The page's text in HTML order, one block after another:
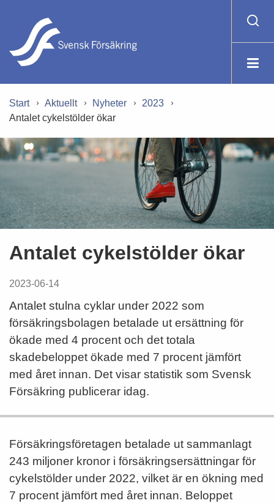
Start Aktuellt Nyheter
2023
Antalet cykelstölder ökar
Antalet cykelstölder ökar
2023-06-14
Antalet stulna cyklar under 2022 som
försäkringsbolagen betalade ut ersättning för
ökade med 4 procent och det totala
skadebeloppet ökade med 7 procent jämfört
med året innan. Det visar statistik som Svensk
Försäkring publicerar idag.
Försäkringsföretagen betalade ut sammanlagt
243 miljoner kronor i försäkringsersättningar för
cykelstölder under 2022, vilket är en ökning med
7 procent jämfört med året innan. Beloppet